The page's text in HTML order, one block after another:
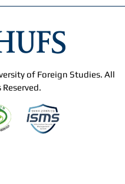
of Foreign Studies. All
Reserved.